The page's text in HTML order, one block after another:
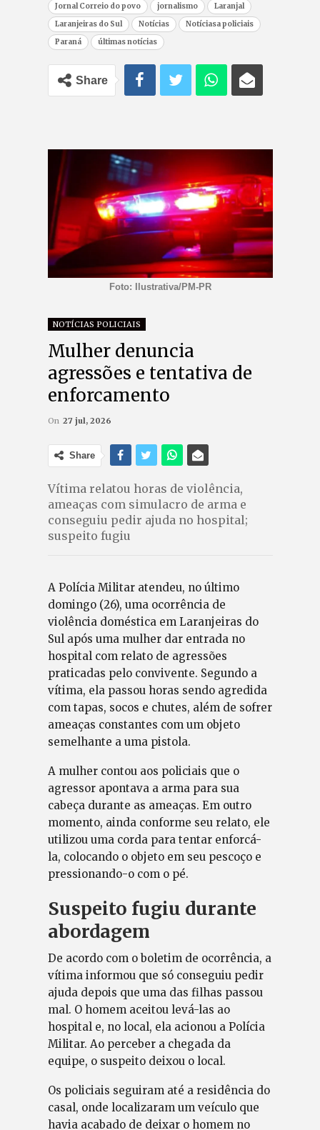
Jornal Correio do povo
jornalismo
Laranjal
Laranjeiras do Sul
Notícias
Notíciasa policiais
Paraná
últimas notícias
Share
Foto: Ilustrativa/PM-PR
NOTÍCIAS POLICIAIS
Mulher denuncia
agressões e tentativa de
enforcamento
On 27 jul, 2026
Share
Vítima relatou horas de violência,
ameaças com simulacro de arma e
conseguiu pedir ajuda no hospital;
suspeito fugiu
A Polícia Militar atendeu, no último
domingo (26), uma ocorrência de
violência doméstica em Laranjeiras do
Sul após uma mulher dar entrada no
hospital com relato de agressões
praticadas pelo convivente. Segundo a
vítima, ela passou horas sendo agredida
com tapas, socos e chutes, além de sofrer
ameaças constantes com um objeto
semelhante a uma pistola.
A mulher contou aos policiais que o
agressor apontava a arma para sua
cabeça durante as ameaças. Em outro
momento, ainda conforme seu relato, ele
utilizou uma corda para tentar enforcá-
la, colocando o objeto em seu pescoço e
pressionando-o com o pé.
Suspeito fugiu durante
abordagem
De acordo com o boletim de ocorrência, a
vítima informou que só conseguiu pedir
ajuda depois que uma das filhas passou
mal. O homem aceitou levá-las ao
hospital e, no local, ela acionou a Polícia
Militar. Ao perceber a chegada da
equipe, o suspeito deixou o local.
Os policiais seguiram até a residência do
casal, onde localizaram um veículo que
havia acabado de deixar o homem no